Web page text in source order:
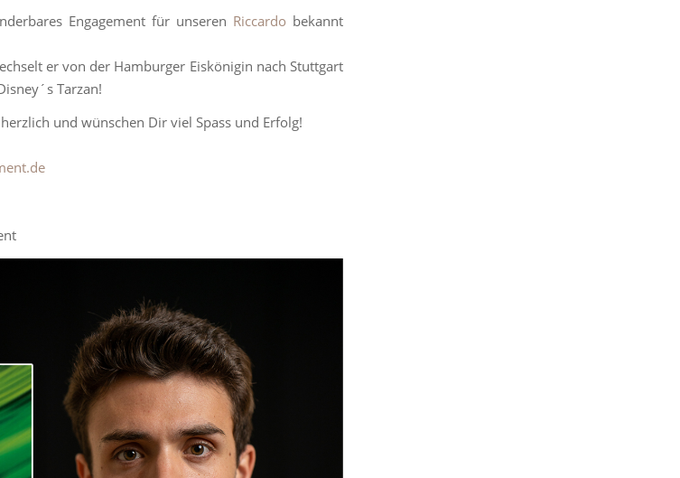
Engagement für unseren Riccardo bekannt
er von der Hamburger Eiskönigin nach Stuttgart
Tarzan!
und wünschen Dir viel Spass und Erfolg!